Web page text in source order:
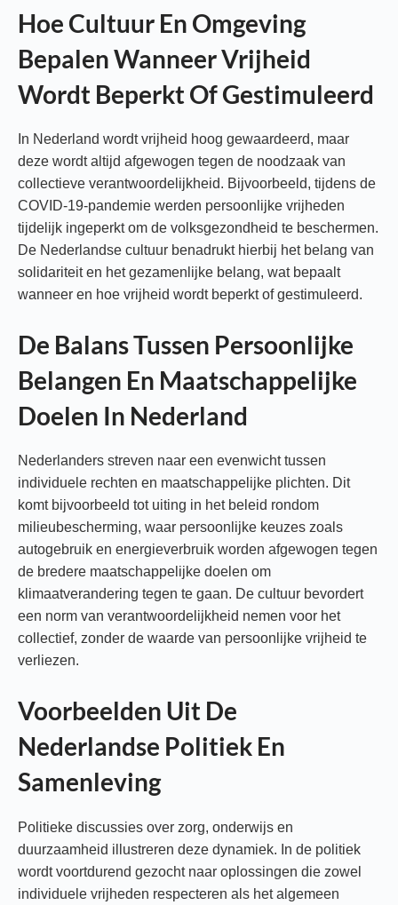
Hoe Cultuur En Omgeving
Bepalen Wanneer Vrijheid
Wordt Beperkt Of Gestimuleerd
In Nederland wordt vrijheid hoog gewaardeerd, maar
deze wordt altijd afgewogen tegen de noodzaak van
collectieve verantwoordelijkheid. Bijvoorbeeld, tijdens de
COVID-19-pandemie werden persoonlijke vrijheden
tijdelijk ingeperkt om de volksgezondheid te beschermen.
De Nederlandse cultuur benadrukt hierbij het belang van
solidariteit en het gezamenlijke belang, wat bepaalt
wanneer en hoe vrijheid wordt beperkt of gestimuleerd.
De Balans Tussen Persoonlijke
Belangen En Maatschappelijke
Doelen In Nederland
Nederlanders streven naar een evenwicht tussen
individuele rechten en maatschappelijke plichten. Dit
komt bijvoorbeeld tot uiting in het beleid rondom
milieubescherming, waar persoonlijke keuzes zoals
autogebruik en energieverbruik worden afgewogen tegen
de bredere maatschappelijke doelen om
klimaatverandering tegen te gaan. De cultuur bevordert
een norm van verantwoordelijkheid nemen voor het
collectief, zonder de waarde van persoonlijke vrijheid te
verliezen.
Voorbeelden Uit De
Nederlandse Politiek En
Samenleving
Politieke discussies over zorg, onderwijs en
duurzaamheid illustreren deze dynamiek. In de politiek
wordt voortdurend gezocht naar oplossingen die zowel
individuele vrijheden respecteren als het algemeen